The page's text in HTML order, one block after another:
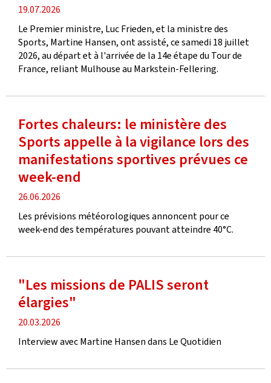
date
de
publication
19.07.2026
Le Premier ministre, Luc Frieden, et la ministre des
Sports, Martine Hansen, ont assisté, ce samedi 18 juillet
2026, au départ et à l'arrivée de la 14e étape du Tour de
France, reliant Mulhouse au Markstein-Fellering.
Fortes chaleurs: le ministère des
Sports appelle à la vigilance lors des
manifestations sportives prévues ce
week-end
date
de
publication
26.06.2026
Les prévisions météorologiques annoncent pour ce
week-end des températures pouvant atteindre 40°C.
"Les missions de PALIS seront
élargies"
date
de
publication
20.03.2026
Interview avec Martine Hansen dans Le Quotidien